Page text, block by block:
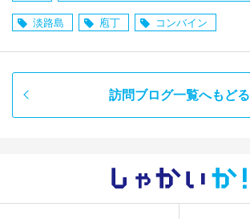
淡路島 庖丁 コンバイン
訪問ブログ一覧へもどる
しゃかい か！